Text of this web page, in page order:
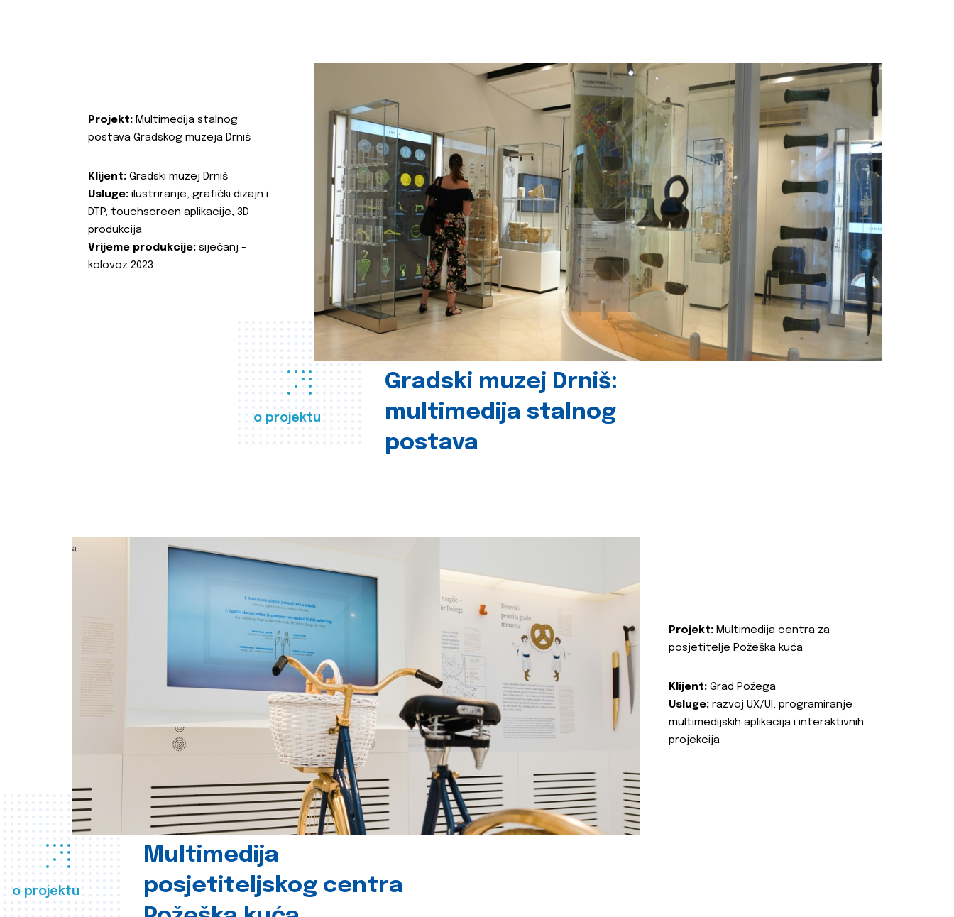
o projektu
Gradski muzej Drniš:
multimedija stalnog
postava
Projekt: Multimedija stalnog
postava Gradskog muzeja Drniš
Klijent: Gradski muzej Drniš
Usluge: ilustriranje, grafički dizajn i
DTP, touchscreen aplikacije, 3D
produkcija
Vrijeme produkcije: siječanj -
kolovoz 2023.
o projektu
Multimedija
posjetiteljskog centra
Projekt: Multimedija centra za
posjetitelje Požeška kuća
Klijent: Grad Požega
Usluge: razvoj UX/UI, programiranje
multimedijskih aplikacija i interaktivnih
projekcija